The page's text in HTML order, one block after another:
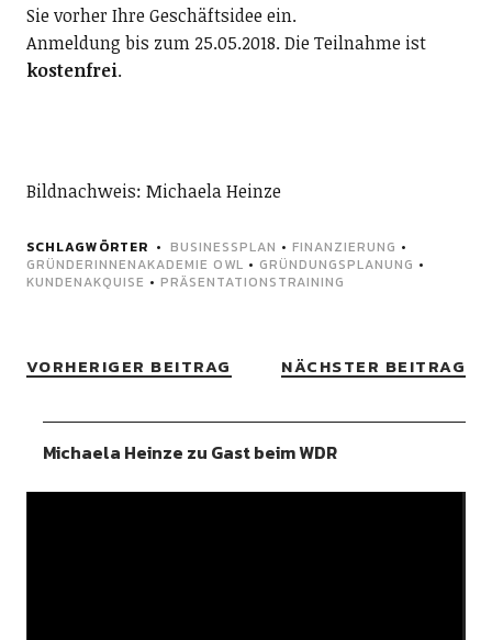
Sie vorher Ihre Geschäftsidee ein.
Anmeldung bis zum 25.05.2018. Die Teilnahme ist
kostenfrei.
Bildnachweis: Michaela Heinze
SCHLAGWÖRTER BUSINESSPLAN • FINANZIERUNG •
GRÜNDERINNENAKADEMIE OWL • GRÜNDUNGSPLANUNG •
KUNDENAKQUISE • PRÄSENTATIONSTRAINING
VORHERIGER BEITRAG NÄCHSTER BEITRAG
Michaela Heinze zu Gast beim WDR